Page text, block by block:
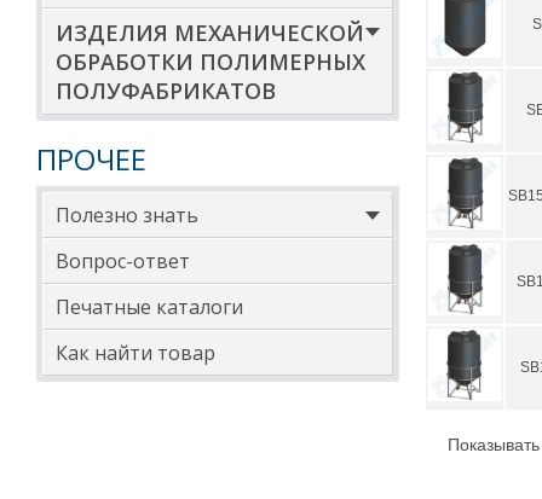
ИЗДЕЛИЯ МЕХАНИЧЕСКОЙ
ОБРАБОТКИ ПОЛИМЕРНЫХ
ПОЛУФАБРИКАТОВ
ПРОЧЕЕ
Полезно знать
Вопрос-ответ
Печатные каталоги
Как найти товар